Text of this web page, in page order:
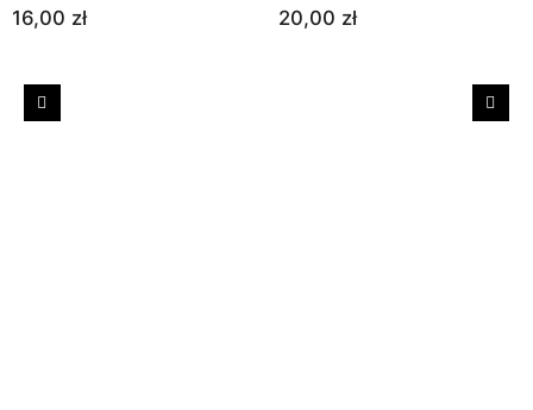
16,00 zł 20,00 zł
Poprzedni